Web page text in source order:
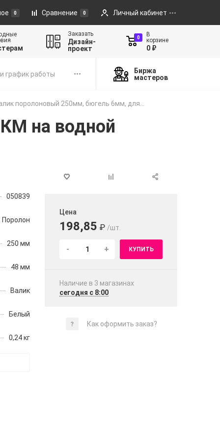
0 Сравнение 0 Личный кабинет
Заказать
Дизайн-
проект
0
В
корзине
0 ₽
график работы
Биржа
мастеров
поролоновый 250мм, бюгель 6мм, для...
на водной
050839
Поролон
250 мм
48 мм
Валик
Белый
0,24 кг
Цена
198,85 ₽ /шт.
- + КУПИТЬ
Наличие в 3 магазинах
сегодня с 8:00
Как оформить заказ?